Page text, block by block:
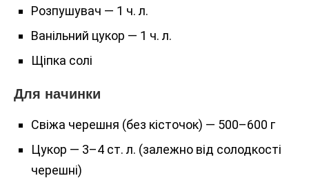
Розпушувач — 1 ч. л.
Ванільний цукор — 1 ч. л.
Щіпка солі
Для начинки
Свіжа черешня (без кісточок) — 500–600 г
Цукор — 3–4 ст. л. (залежно від солодкості
черешні)